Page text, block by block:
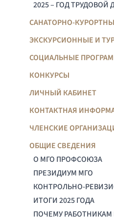
2025 – ГОД ТРУДОВОЙ
САНАТОРНО-
ЭКСКУРСИОННЫЕ И
СОЦИАЛЬНЫЕ
КОНКУРСЫ
ЛИЧНЫЙ КАБИНЕТ
КОНТАКТНАЯ
ЧЛЕНСКИЕ
ОБЩИЕ СВЕДЕНИЯ
О МГО ПРОФСОЮЗА
ПРЕЗИДИУМ МГО
КОНТРОЛЬНО-
ИТОГИ 2025 ГОДА
ПОЧЕМУ